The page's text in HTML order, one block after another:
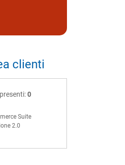
clienti
0
Suite
2.0